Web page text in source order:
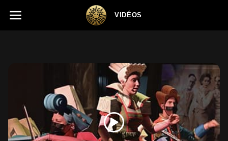
VIDÉOS